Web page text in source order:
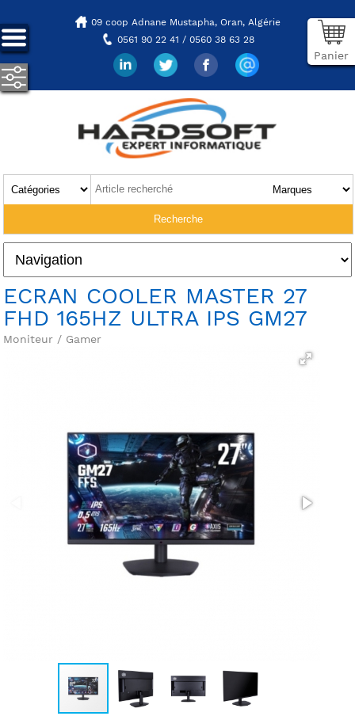
09 coop Adnane Mustapha, Oran, Algérie
0561 90 22 41 / 0560 38 63 28
Panier
ECRAN COOLER MASTER 27
FHD 165HZ ULTRA IPS GM27
Moniteur / Gamer